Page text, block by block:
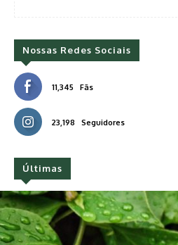
Nossas Redes Sociais
11,345 Fãs
23,198 Seguidores
Últimas